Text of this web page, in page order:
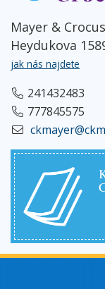
Mayer &
Heydukova
jak nás najdete
241432483
777845575